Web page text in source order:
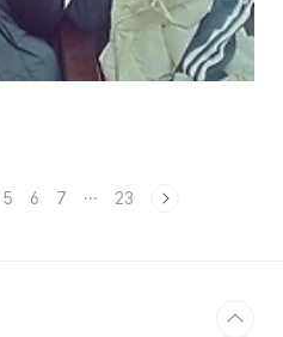
5 6 7 ··· 23